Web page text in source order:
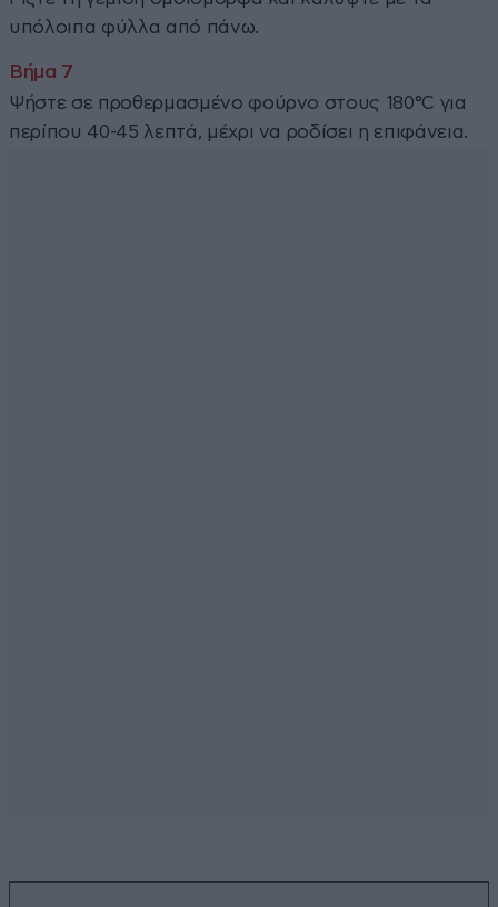
υπόλοιπα φύλλα από πάνω.
Ψήστε σε προθερμασμένο φούρνο στους 180°C για
περίπου 40-45 λεπτά, μέχρι να ροδίσει η επιφάνεια.